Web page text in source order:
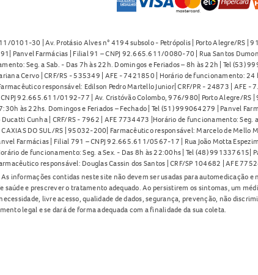
0101-30 | Av. Protásio Alves n° 4194 subsolo - Petrópolis | Porto Alegre/RS
Panvel Farmácias | Filial 91 – CNPJ 92.665.611/0080-70 | Rua Santos
Seg. a Sab. - Das 7h às 22h. Domingos e Feriados – 8h às 22h | Tel
Cervo | CRF/RS - 535349 | AFE - 7421850 | Horário de funcionamento:
responsável: Edilson Pedro Martello Junior| CRF/PR - 24873 | AFE
92.665.611/0192-77 | Av. Cristóvão Colombo, 976/980| Porto Alegre/RS
às 22hs. Domingos e Feriados – Fechado | Tel (51) 999064279 | Panvel
Cunha | CRF/RS - 7962 | AFE 7734473 |Horário de funcionamento:
CAXIAS DO SUL/RS | 95032-200| Farmacêutico responsável: Marcelo de
Farmácias | Filial 791 – CNPJ 92.665.611/0567-17 | Rua João Motta
de funcionamento: Seg. a Sex. - Das 8h às 22:00hs | Tel (48)
responsável: Douglas Cassin dos Santos | CRF/SP 104682 | AFE
informações contidas neste site não devem ser usadas para
e prescrever o tratamento adequado. Ao persistirem os sintomas, um
livre acesso, qualidade de dados, segurança, prevenção, não
legal e se dará de forma adequada com a finalidade da sua coleta.